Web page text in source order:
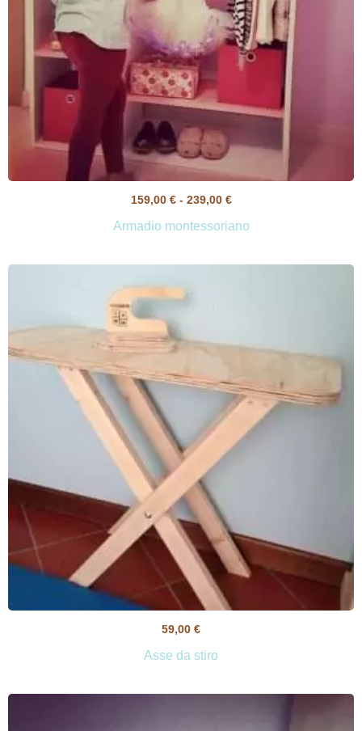
159,00 € - 239,00 €
Armadio montessoriano
59,00 €
Asse da stiro